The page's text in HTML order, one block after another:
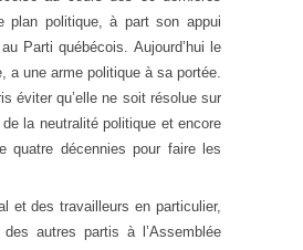
plan politique, à part son appui
Parti québécois. Aujourd’hui le
une arme politique à sa portée.
éviter qu’elle ne soit résolue sur
la neutralité politique et encore
quatre décennies pour faire les
et des travailleurs en particulier,
autres partis à l’Assemblée